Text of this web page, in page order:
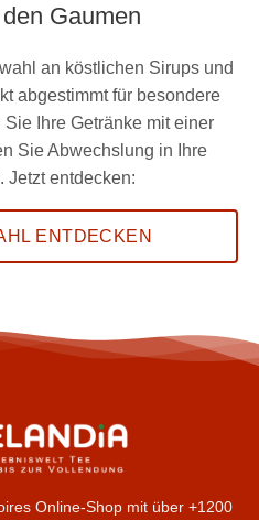
Gaumen
an köstlichen Sirups und
abgestimmt für besondere
Ihre Getränke mit einer
Sie Abwechslung in Ihre
Jetzt entdecken:
ENTDECKEN
Online-Shop mit über +1200